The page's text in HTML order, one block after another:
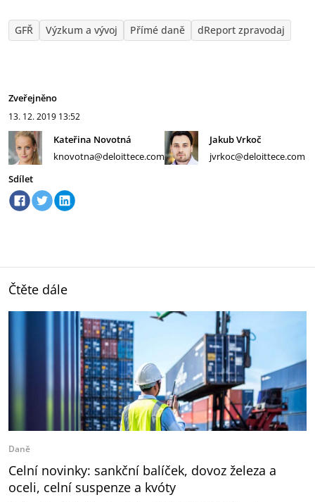
GFŘ Výzkum a vývoj Přímé daně dReport zpravodaj
Zveřejněno
13. 12. 2019 13:52
Kateřina Novotná
knovotna@deloittece.com
Jakub Vrkoč
jvrkoc@deloittece.com
Sdílet
Čtěte dále
Daně
Celní novinky: sankční balíček, dovoz železa a
oceli, celní suspenze a kvóty